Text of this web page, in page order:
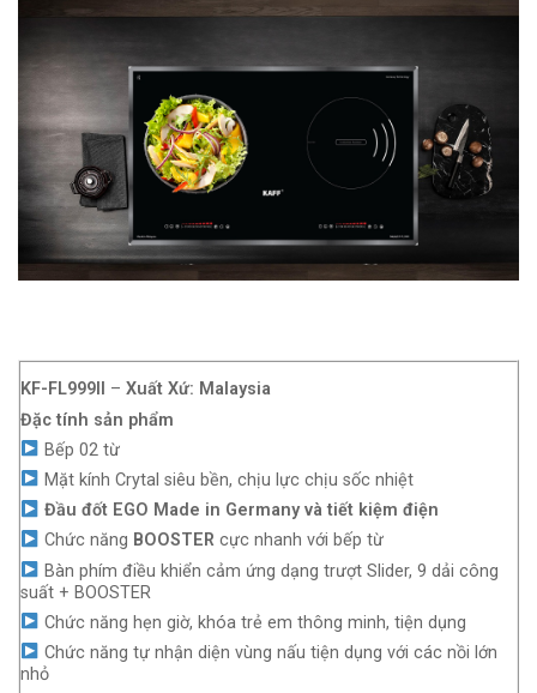
KF-FL999II – Xuất Xứ: Malaysia
Đặc tính sản phẩm
Bếp 02 từ
Mặt kính Crytal siêu bền, chịu lực chịu sốc nhiệt
Đầu đốt EGO Made in Germany và tiết kiệm điện
Chức năng BOOSTERcực nhanh với bếp từ
Bàn phím điều khiển cảm ứng dạng trượt Slider, 9 dải công
suất + BOOSTER
Chức năng hẹn giờ, khóa trẻ em thông minh, tiện dụng
Chức năng tự nhận diện vùng nấu tiện dụng với các nồi lớn
nhỏ